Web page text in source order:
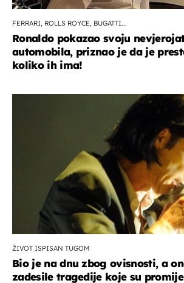
FERRARI, ROLLS ROYCE, BUGATTI...
Ronaldo pokazao svoju
automobila, priznao je da je
koliko ih ima!
ŽIVOT ISPISAN TUGOM
Bio je na dnu zbog ovisnosti, a
zadesile tragedije koje su